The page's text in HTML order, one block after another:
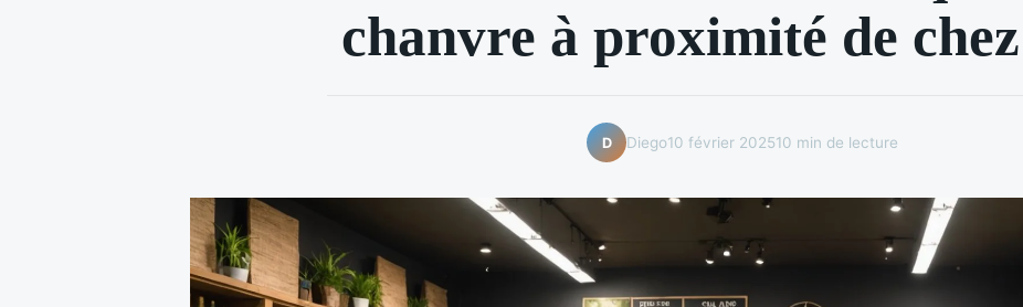
chanvre à proximité de
D Diego10 février 202510 min de lecture